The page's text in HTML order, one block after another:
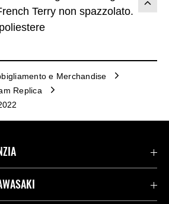
Terry non spazzolato.
e Merchandise
Replica
Kawasaki